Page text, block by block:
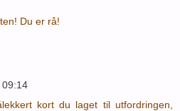
Du er rå!
09:14
kort du laget til utfordringen,